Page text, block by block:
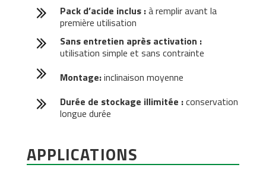
Pack d’acide inclus :à remplir avant la
première utilisation
Sans entretien après activation :
utilisation simple et sans contrainte
Montage:inclinaison moyenne
Durée de stockage illimitée :conservation
longue durée
APPLICATIONS